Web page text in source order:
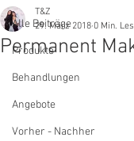
Alle Beiträge
Produkte
Behandlungen
Angebote
Vorher - Nachher
Permanent
T&Z
29. März 2018 0 Min.